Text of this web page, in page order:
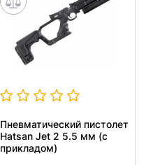
Пневматический пистолет
Hatsan Jet 2 5.5 мм (с
прикладом)